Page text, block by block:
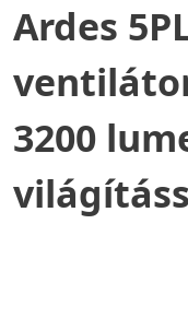
Ardes
3200